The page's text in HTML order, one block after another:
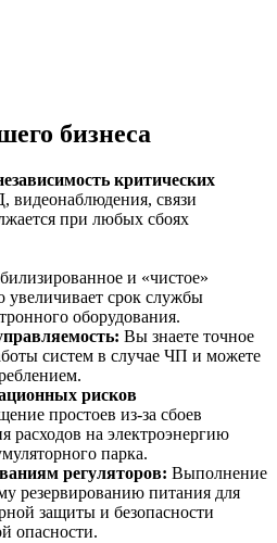
бизнеса
критических
видеонаблюдения, связи
при любых сбоях
и «чистое»
увеличивает срок службы
оборудования.
Вы знаете точное
систем в случае ЧП и можете
рисков
простоев из-за сбоев
расходов на электроэнергию
парка.
регуляторов: Выполнение
резервированию питания для
защиты и безопасности
опасности.